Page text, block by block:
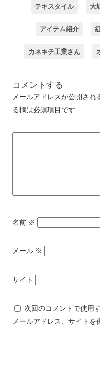
テキスタイル 大
アイテム紹介
カネキチ工業さん
コメントする
メールアドレスが公開され
る欄は必須項目です
名前 ※
メール ※
サイト
次回のコメントで使用
メールアドレス、サイトを